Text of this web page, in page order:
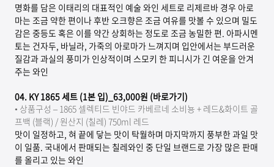
명화를 담은 이태리의 대표적인 예술 와인 세트로 리제르바 경우 아로
마는 조금 약한 편이나 후반 오크향은 조금 여유를 맛볼 수 있으며 밀도
감은 중등도 혹은 이를 약간 상회하는 정도로 조금 농밀한 편. 아파시멘
토는 건자두, 바닐라, 가죽의 아로마가 느껴지며 입안에서는 부드러운
질감과 과실의 풍미가 인상적이며 스모키 한 피니시가 긴 여운을 안겨
주는 와인
04. KY 1865세트 (1본 입)_63,000원 (바로가기)
• 상품구성 – 1865 셀렉티드 빈야드 카베르네 소비뇽 + 레드&화이트 골
프백 (블랙) / 원산지 (칠레) 750ml 레드
맛이 일정하고, 혀 끝에 닿는 맛이 탁월하며 마지막까지 풍부한 과일 맛
이 일품. 국내에서 판매되는 칠레와인 중 단일 브랜드로 가장 많은 판매
를 올리고 있는 와인